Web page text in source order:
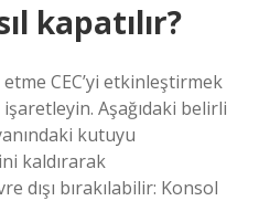
kapatılır?
etme CEC’yi etkinleştirmek
Aşağıdaki belirli
kutuyu
kaldırarak
dışı bırakılabilir: Konsol